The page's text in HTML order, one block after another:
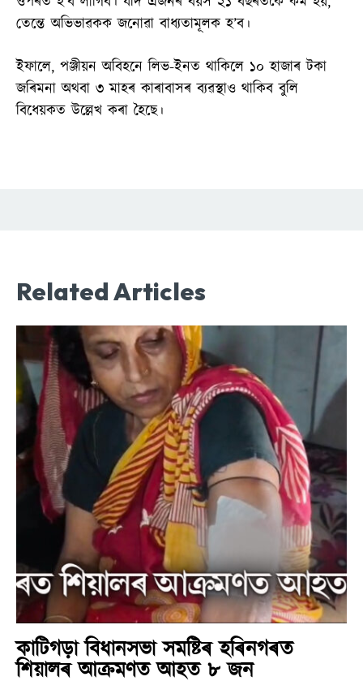
তেন্তে অভিভাৱকক জনোৱা বাধ্যতামূলক হ’ব।
ইফালে, পঞ্জীয়ন অবিহনে লিভ-ইনত থাকিলে ১০ হাজাৰ টকা
জৰিমনা অথবা ৩ মাহৰ কাৰাবাসৰ ব্যৱস্থাও থাকিব বুলি
বিধেয়কত উল্লেখ কৰা হৈছে।
Related Articles
কাটিগড়া বিধানসভা সমষ্টিৰ হৰিনগৰত
শিয়ালৰ আক্ৰমণত আহত ৮ জন